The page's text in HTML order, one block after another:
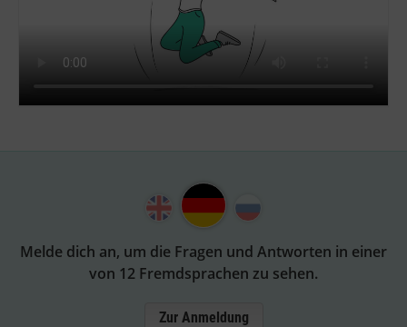
Melde dich an, um die Fragen und Antworten in einer
von 12 Fremdsprachen zu sehen.
Zur Anmeldung